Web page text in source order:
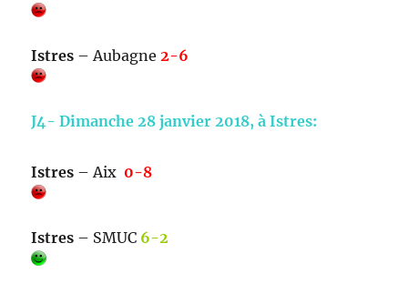
Istres – Aubagne2-6
J4- Dimanche 28 janvier 2018, à Istres:
Istres – Aix 0-8
Istres – SMUC 6-2